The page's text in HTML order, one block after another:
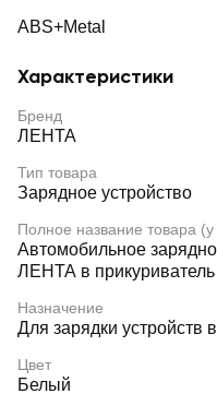
ABS+Metal
Характеристики
Бренд
ЛЕНТА
Тип товара
Зарядное устройство
Полное название товара
Автомобильное
ЛЕНТА в
Назначение
Для зарядки устройств
Цвет
Белый